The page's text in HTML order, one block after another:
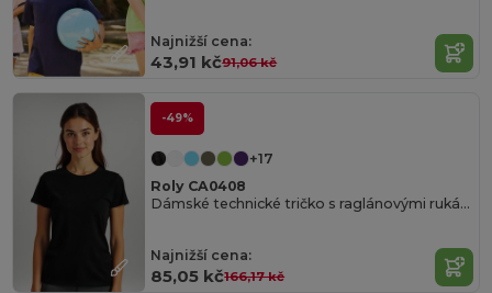
Najnižší cena:
43,91 kč91,06 kč
-49%
+17
Roly CA0408
Dámské technické tričko s raglánovými rukávy
Najnižší cena:
85,05 kč166,17 kč